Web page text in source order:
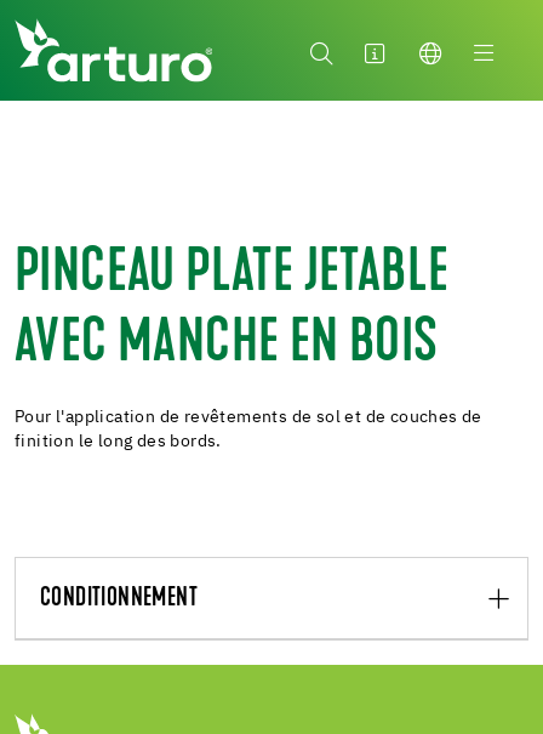
PINCEAU PLATE JETABLE
AVEC MANCHE EN BOIS
Pour l'application de revêtements de sol et de couches de
finition le long des bords.
CONDITIONNEMENT